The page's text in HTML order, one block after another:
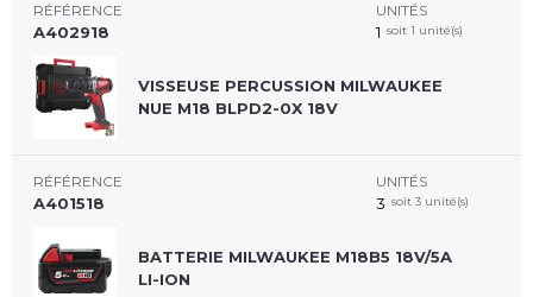
RÉFÉRENCE
A402918
VISSEUSE PERCUSSION MILWAUKEE
NUE M18 BLPD2-0X 18V
UNITÉS
1 soit 1 unité(s)
RÉFÉRENCE
A401518
BATTERIE MILWAUKEE M18B5 18V/5A
LI-ION
UNITÉS
3 soit 3 unité(s)